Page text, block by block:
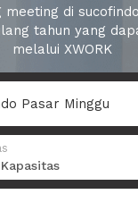
meeting di
tahun yang
melalui XWORK